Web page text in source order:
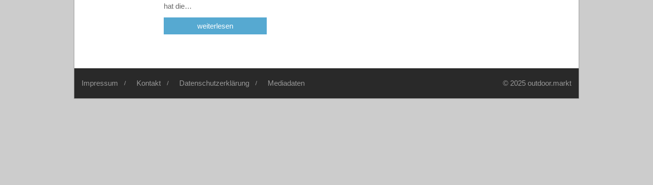
hat die…
weiterlesen
Impressum Kontakt Datenschutzerklärung Mediadaten © 2025 outdoor.markt